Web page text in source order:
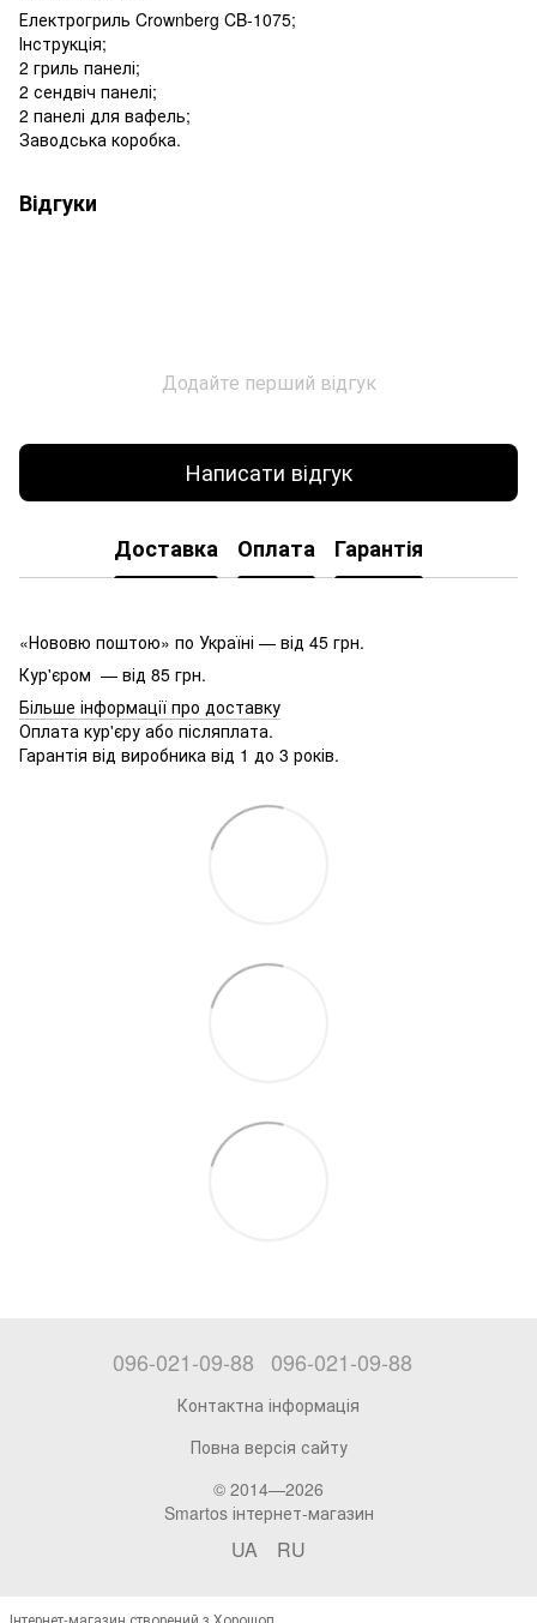
Електрогриль Crownberg CB-1075;
Інструкція;
2 гриль панелі;
2 сендвіч панелі;
2 панелі для вафель;
Заводська коробка.
Відгуки
Додайте перший відгук
Написати відгук
Доставка Оплата Гарантія
«Нововю поштою» по Україні — від 45 грн.
Кур'єром — від 85 грн.
Більше інформації про доставку
Оплата кур'єру або післяплата.
Гарантія від виробника від 1 до 3 років.
096-021-09-88 096-021-09-88
Контактна інформація
Повна версія сайту
© 2014—2026
Smartos інтернет-магазин
UA RU
Інтернет-магазин створений з Хорошоп